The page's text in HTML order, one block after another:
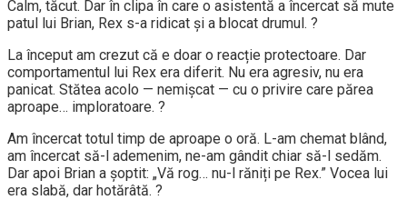
Calm, tăcut. Dar în clipa în care o asistentă a încercat să mute
patul lui Brian, Rex s-a ridicat și a blocat drumul. ?
La început am crezut că e doar o reacție protectoare. Dar
comportamentul lui Rex era diferit. Nu era agresiv, nu era
panicat. Stătea acolo — nemișcat — cu o privire care părea
aproape… imploratoare. ?
Am încercat totul timp de aproape o oră. L-am chemat blând,
am încercat să-l ademenim, ne-am gândit chiar să-l sedăm.
Dar apoi Brian a șoptit: „Vă rog… nu-l răniți pe Rex.” Vocea lui
era slabă, dar hotărâtă. ?